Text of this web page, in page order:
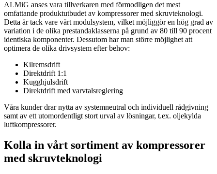
ALMiG anses vara tillverkaren med förmodligen det mest
omfattande produktutbudet av kompressorer med skruvteknologi.
Detta är tack vare vårt modulsystem, vilket möjliggör en hög grad av
variation i de olika prestandaklasserna på grund av 80 till 90 procent
identiska komponenter. Dessutom har man större möjlighet att
optimera de olika drivsystem efter behov:
Kilremsdrift
Direktdrift 1:1
Kugghjulsdrift
Direktdrift med varvtalsreglering
Våra kunder drar nytta av systemneutral och individuell rådgivning
samt av ett utomordentligt stort urval av lösningar, t.ex. oljekylda
luftkompressorer.
Kolla in vårt sortiment av kompressorer
med skruvteknologi